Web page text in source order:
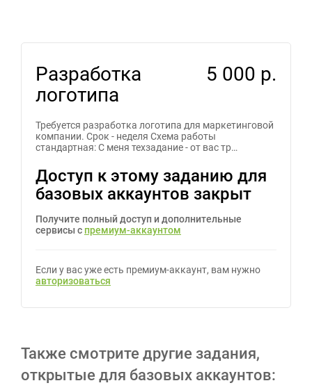
Разработка
логотипа
5 000 р.
Требуется разработка логотипа для маркетинговой
компании. Срок - неделя Схема работы
стандартная: С меня техзадание - от вас тр…
Доступ к этому заданию для
базовых аккаунтов закрыт
Получите полный доступ и дополнительные
сервисы с премиум-аккаунтом
Если у вас уже есть премиум-аккаунт, вам нужно
авторизоваться
Также смотрите другие задания,
открытые для базовых аккаунтов: